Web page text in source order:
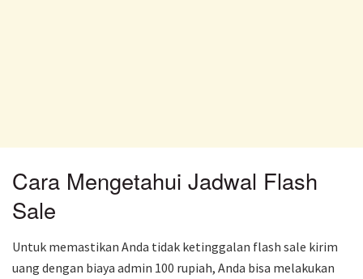
Cara Mengetahui Jadwal Flash
Sale
Untuk memastikan Anda tidak ketinggalan flash sale kirim
uang dengan biaya admin 100 rupiah, Anda bisa melakukan